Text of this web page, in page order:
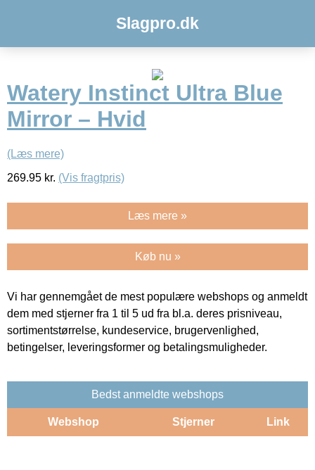
Slagpro.dk
Watery Instinct Ultra Blue
Mirror – Hvid
(Læs mere)
269.95 kr. (Vis fragtpris)
Læs mere »
Køb nu »
Vi har gennemgået de mest populære webshops og anmeldt
dem med stjerner fra 1 til 5 ud fra bl.a. deres prisniveau,
sortimentstørrelse, kundeservice, brugervenlighed,
betingelser, leveringsformer og betalingsmuligheder.
Bedst anmeldte webshops
Webshop Stjerner Link